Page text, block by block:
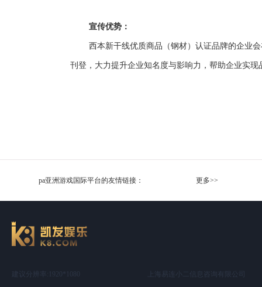
宣传优势：
西本新干线优质商品（钢材）认证品牌的企业
刊登，大力提升企业知名度与影响力，帮助企业实现
pa亚洲游戏国际平台的友情链接： 更多>>
建议分辨率:1920*1080 上海易连小二信息咨询有限公司